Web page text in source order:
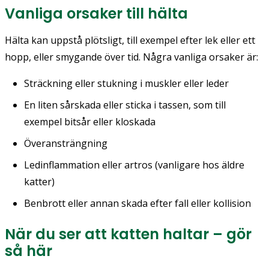
Vanliga orsaker till hälta
Hälta kan uppstå plötsligt, till exempel efter lek eller ett
hopp, eller smygande över tid. Några vanliga orsaker är:
Sträckning eller stukning i muskler eller leder
En liten sårskada eller sticka i tassen, som till
exempel bitsår eller kloskada
Överansträngning
Ledinflammation eller artros (vanligare hos äldre
katter)
Benbrott eller annan skada efter fall eller kollision
När du ser att katten haltar – gör
så här